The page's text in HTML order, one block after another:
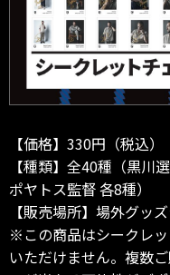
【価格】330円（税込）
【種類】全40種（黒
ポヤトス監督 各8種）
【販売場所】場外グッ
※この商品はシークレ
いただけません。複数